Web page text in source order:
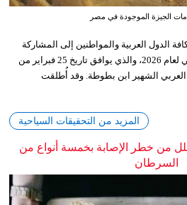
الجيزة الموجودة في مصر
الدول العربية والمواطنين إلى المشاركة
في الاحتفال بيوم السياحة العربي لعام 2026، والذي يوافق تاريخ 25 فبراير من
العربي الشهير ابن بطوطة. وقد أُطلقت
المزيد من التحقيقات السياحية
يقلل من خطر الإصابة بخمسة أنواع من
السرطان